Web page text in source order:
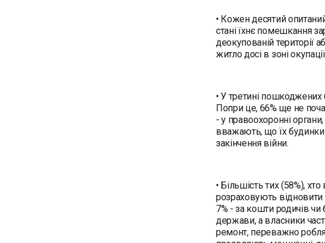
• Кожен десятий
стані їхнє помешкання
деокупованій території
житло досі в зоні
• У третині
Попри це, 66% ще не
- у правоохоронні
вважають, що їх
закінчення війни.
• Більшість тих (58%),
розраховують
7% - за кошти родичів
держави, а власники
ремонт, переважно